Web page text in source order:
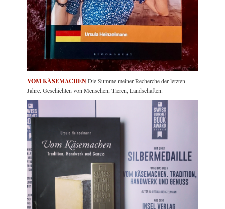
VOM KÄSEMACHENDie Summe meiner Recherche der letzten
Jahre. Geschichten von Menschen, Tieren, Landschaften.